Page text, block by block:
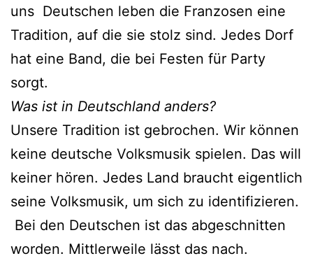
uns Deutschen leben die Franzosen eine
Tradition, auf die sie stolz sind. Jedes Dorf
hat eine Band, die bei Festen für Party
sorgt.
Was ist in Deutschland anders?
Unsere Tradition ist gebrochen. Wir können
keine deutsche Volksmusik spielen. Das will
keiner hören. Jedes Land braucht eigentlich
seine Volksmusik, um sich zu identifizieren.
Bei den Deutschen ist das abgeschnitten
worden. Mittlerweile lässt das nach.